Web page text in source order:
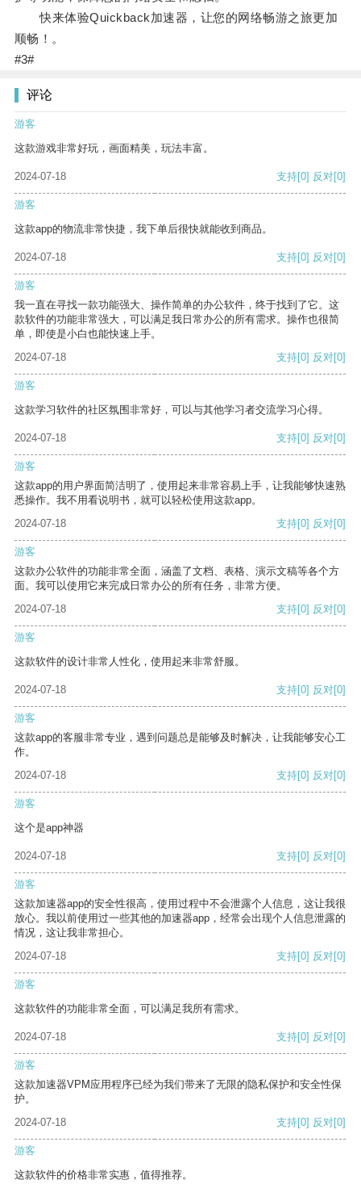
快来体验Quickback加速器，让您的网络畅游之旅更加
顺畅！。
#3#
评论
游客
这款游戏非常好玩，画面精美，玩法丰富。
2024-07-18 支持[0] 反对[0]
游客
这款app的物流非常快捷，我下单后很快就能收到商品。
2024-07-18 支持[0] 反对[0]
游客
我一直在寻找一款功能强大、操作简单的办公软件，终于找到了它。这
款软件的功能非常强大，可以满足我日常办公的所有需求。操作也很简
单，即使是小白也能快速上手。
2024-07-18
支持[0] 反对[0]
游客
这款学习软件的社区氛围非常好，可以与其他学习者交流学习心得。
2024-07-18 支持[0] 反对[0]
游客
这款app的用户界面简洁明了，使用起来非常容易上手，让我能够快速熟
悉操作。我不用看说明书，就可以轻松使用这款app。
2024-07-18
支持[0] 反对[0]
游客
这款办公软件的功能非常全面，涵盖了文档、表格、演示文稿等各个方
面。我可以使用它来完成日常办公的所有任务，非常方便。
2024-07-18
支持[0] 反对[0]
游客
这款软件的设计非常人性化，使用起来非常舒服。
2024-07-18 支持[0] 反对[0]
游客
这款app的客服非常专业，遇到问题总是能够及时解决，让我能够安心工
作。
2024-07-18
支持[0] 反对[0]
游客
这个是app神器
2024-07-18 支持[0] 反对[0]
游客
这款加速器app的安全性很高，使用过程中不会泄露个人信息，这让我很
放心。我以前使用过一些其他的加速器app，经常会出现个人信息泄露的
情况，这让我非常担心。
2024-07-18
支持[0] 反对[0]
游客
这款软件的功能非常全面，可以满足我所有需求。
2024-07-18 支持[0] 反对[0]
游客
这款加速器VPM应用程序已经为我们带来了无限的隐私保护和安全性保
护。
2024-07-18
支持[0] 反对[0]
游客
这款软件的价格非常实惠，值得推荐。